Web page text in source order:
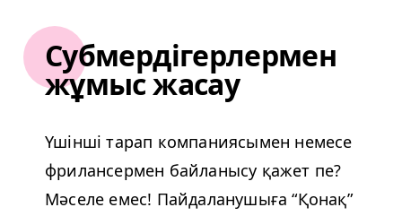
Субмердігерлермен
жұмыс жасау
Үшінші тарап компаниясымен немесе
фрилансермен байланысу қажет пе?
Мәселе емес! Пайдаланушыға“Қонақ”